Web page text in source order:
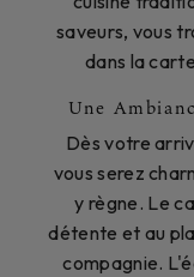
saveurs, vous
dans la
Une
Dès votre
vous serez
y règne. Le
détente et au
compagnie.